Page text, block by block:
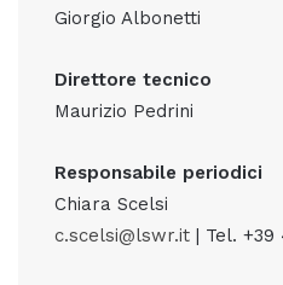
Giorgio Albonetti
Direttore tecnico
Maurizio Pedrini
Responsabile periodici
Chiara Scelsi
c.scelsi@lswr.it | Tel. +39